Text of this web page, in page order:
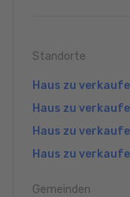
Standorte
Haus zu
Haus zu
Haus zu
Haus zu
Gemeinden